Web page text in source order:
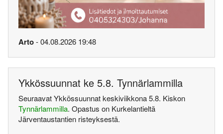
Arto- 04.08.2026 19:48
Ykkössuunnat ke 5.8. Tynnärlammilla
Seuraavat Ykkössuunnat keskiviikkona 5.8. Kiskon
Tynnärlammilla. Opastus on Kurkelantieltä
Järventaustantien risteyksestä.